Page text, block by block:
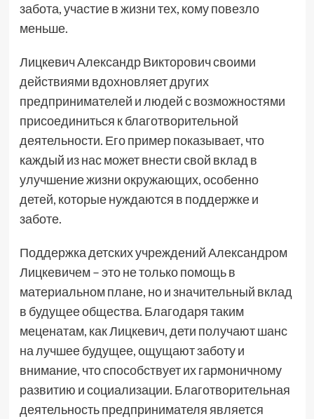
забота, участие в жизни тех, кому повезло
меньше.
Лицкевич Александр Викторович своими
действиями вдохновляет других
предпринимателей и людей с возможностями
присоединиться к благотворительной
деятельности. Его пример показывает, что
каждый из нас может внести свой вклад в
улучшение жизни окружающих, особенно
детей, которые нуждаются в поддержке и
заботе.
Поддержка детских учреждений Александром
Лицкевичем – это не только помощь в
материальном плане, но и значительный вклад
в будущее общества. Благодаря таким
меценатам, как Лицкевич, дети получают шанс
на лучшее будущее, ощущают заботу и
внимание, что способствует их гармоничному
развитию и социализации. Благотворительная
деятельность предпринимателя является